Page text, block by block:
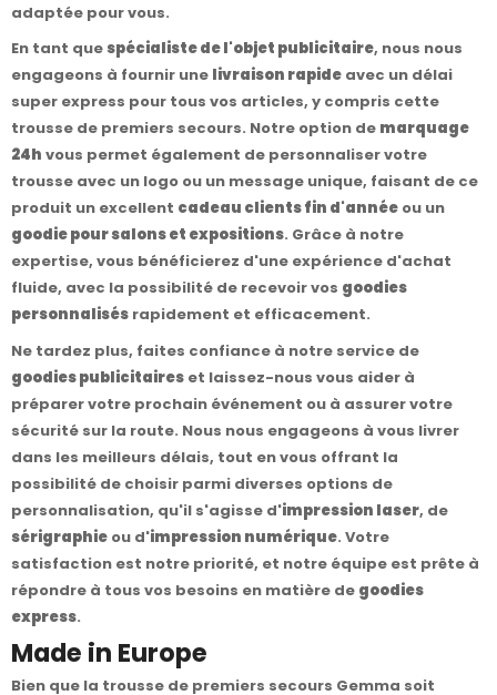
adaptée pour vous.
En tant quespécialiste de l'objet publicitaire, nous nous
engageons à fournir une livraison rapide avec un délai
super express pour tous vos articles, y compris cette
trousse de premiers secours. Notre option de marquage
24h vous permet également de personnaliser votre
trousse avec un logo ou un message unique, faisant de ce
produit un excellent cadeau clients fin d'année ou un
goodie pour salons et expositions. Grâce à notre
expertise, vous bénéficierez d'une expérience d'achat
fluide, avec la possibilité de recevoir vos goodies
personnalisés rapidement et efficacement.
Ne tardez plus, faites confiance à notre service de
goodies publicitaires et laissez-nous vous aider à
préparer votre prochain événement ou à assurer votre
sécurité sur la route. Nous nous engageons à vous livrer
dans les meilleurs délais, tout en vous offrant la
possibilité de choisir parmi diverses options de
personnalisation, qu'il s'agisse d'impression laser, de
sérigraphie ou d'impression numérique. Votre
satisfaction est notre priorité, et notre équipe est prête à
répondre à tous vos besoins en matière de goodies
express.
Made in Europe
Bien que la trousse de premiers secours Gemma soit